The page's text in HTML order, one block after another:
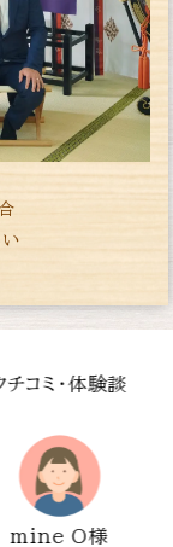
い
ミ・体験談
Y.T.様